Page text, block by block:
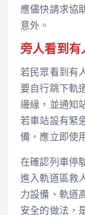
應儘快請求協
意外。
旁人看到有
若民眾看到有
要自行跳下軌
邊緣，並通知
若車站設有緊
備，應立即使
在確認列車停
進入軌道區救
力設備、軌道
安全的做法，